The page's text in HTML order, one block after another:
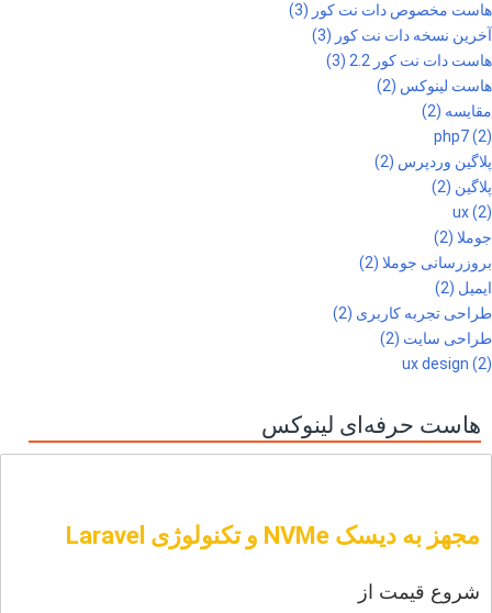
هاست مخصوص دات نت کور (3)
آخرین نسخه دات نت کور (3)
هاست دات نت کور 2.2 (3)
هاست لینوکس (2)
مقایسه (2)
php7 (2)
پلاگین وردپرس (2)
پلاگین (2)
ux (2)
جوملا (2)
بروزرسانی جوملا (2)
ایمیل (2)
طراحی تجربه کاربری (2)
طراحی سایت (2)
ux design (2)
هاست حرفه‌ای لینوکس
مجهز به دیسک NVMe و تکنولوژی Laravel
شروع قیمت از